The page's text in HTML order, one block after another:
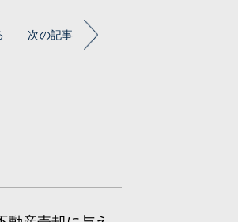
次の記事